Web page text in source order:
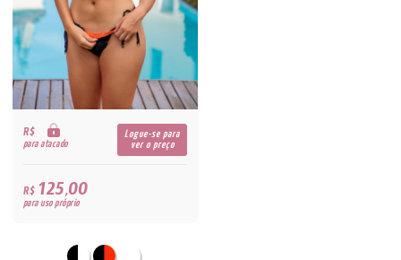
R$
para atacado
Logue-se para
ver o preço
R$125,00
para uso próprio